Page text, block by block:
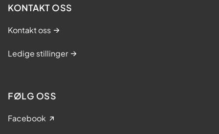
KONTAKT OSS
Kontakt oss
Ledige stillinger
FØLG OSS
Facebook